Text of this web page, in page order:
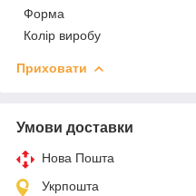
Форма
Колір виробу
Приховати
Умови доставки
Нова Пошта
Укрпошта